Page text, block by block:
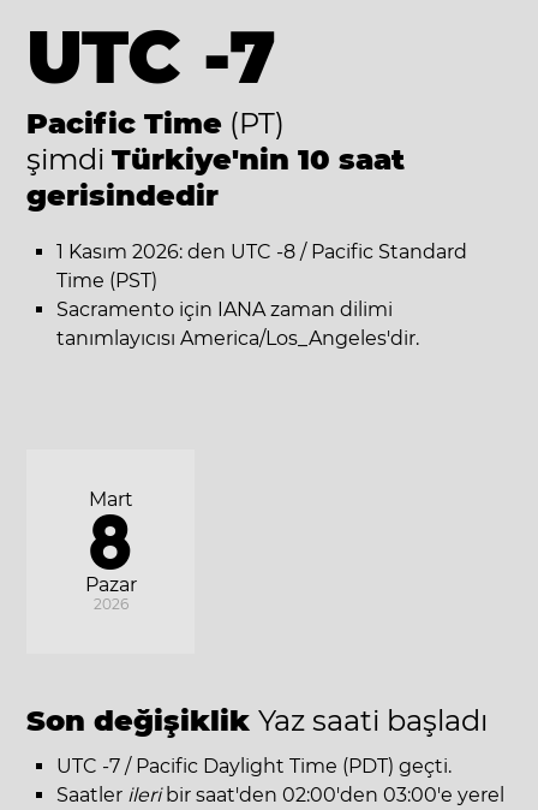
UTC -7
Pacific Time (PT)
şimdi Türkiye'nin 10 saat
gerisindedir
1 Kasım 2026: den UTC -8 / Pacific Standard
Time (PST)
Sacramento için IANA zaman dilimi
tanımlayıcısı America/Los_Angeles'dir.
Pazar
Mart
8
2026
Son değişiklikYaz saati başladı
UTC -7 / Pacific Daylight Time (PDT) geçti.
Saatler ileribir saat'den 02:00'den 03:00'e yerel